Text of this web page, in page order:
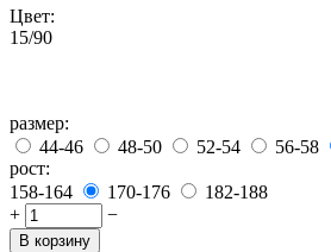
Цвет:
15/90
размер:
44-46
48-50 52-54 56-58
рост:
158-164
170-176
182-188
+
−
В корзину